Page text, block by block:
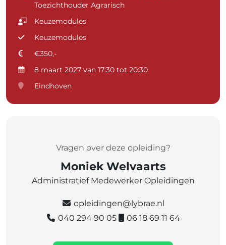
Toezichthouder Agrarisch
Keuzemodules
Keuzemodules
€350,-
8 maart 2027 van 17:30 tot 20:30
Eindhoven
Vragen over deze opleiding?
Moniek Welvaarts
Administratief Medewerker Opleidingen
opleidingen@lybrae.nl
040 294 90 05
06 18 69 11 64